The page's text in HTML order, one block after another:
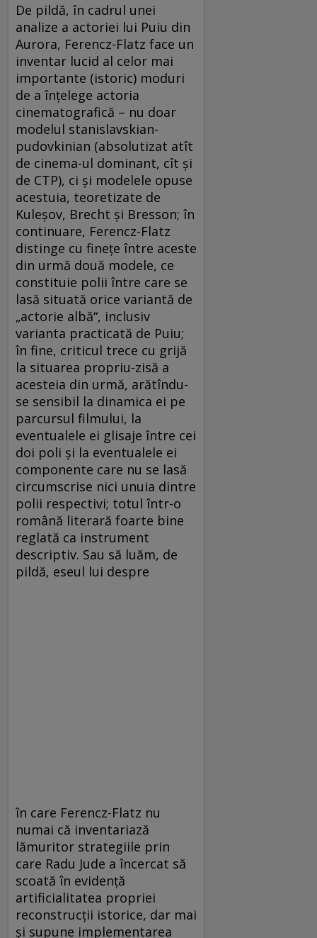
De pildă, în cadrul unei
analize a actoriei lui Puiu din
Aurora, Ferencz-Flatz face un
inventar lucid al celor mai
importante (istoric) moduri
de a înţelege actoria
cinematografică – nu doar
modelul stanislavskian-
pudovkinian (absolutizat atît
de cinema-ul dominant, cît şi
de CTP), ci şi modelele opuse
acestuia, teoretizate de
Kuleşov, Brecht şi Bresson; în
continuare, Ferencz-Flatz
distinge cu fineţe între aceste
din urmă două modele, ce
constituie polii între care se
lasă situată orice variantă de
„actorie albă“, inclusiv
varianta practicată de Puiu;
în fine, criticul trece cu grijă
la situarea propriu-zisă a
acesteia din urmă, arătîndu-
se sensibil la dinamica ei pe
parcursul filmului, la
eventualele ei glisaje între cei
doi poli şi la eventualele ei
componente care nu se lasă
circumscrise nici unuia dintre
polii respectivi; totul într-o
română literară foarte bine
reglată ca instrument
descriptiv. Sau să luăm, de
pildă, eseul lui despre
în care Ferencz-Flatz nu
numai că inventariază
lămuritor strategiile prin
care Radu Jude a încercat să
scoată în evidenţă
artificialitatea propriei
reconstrucţii istorice, dar mai
şi supune implementarea